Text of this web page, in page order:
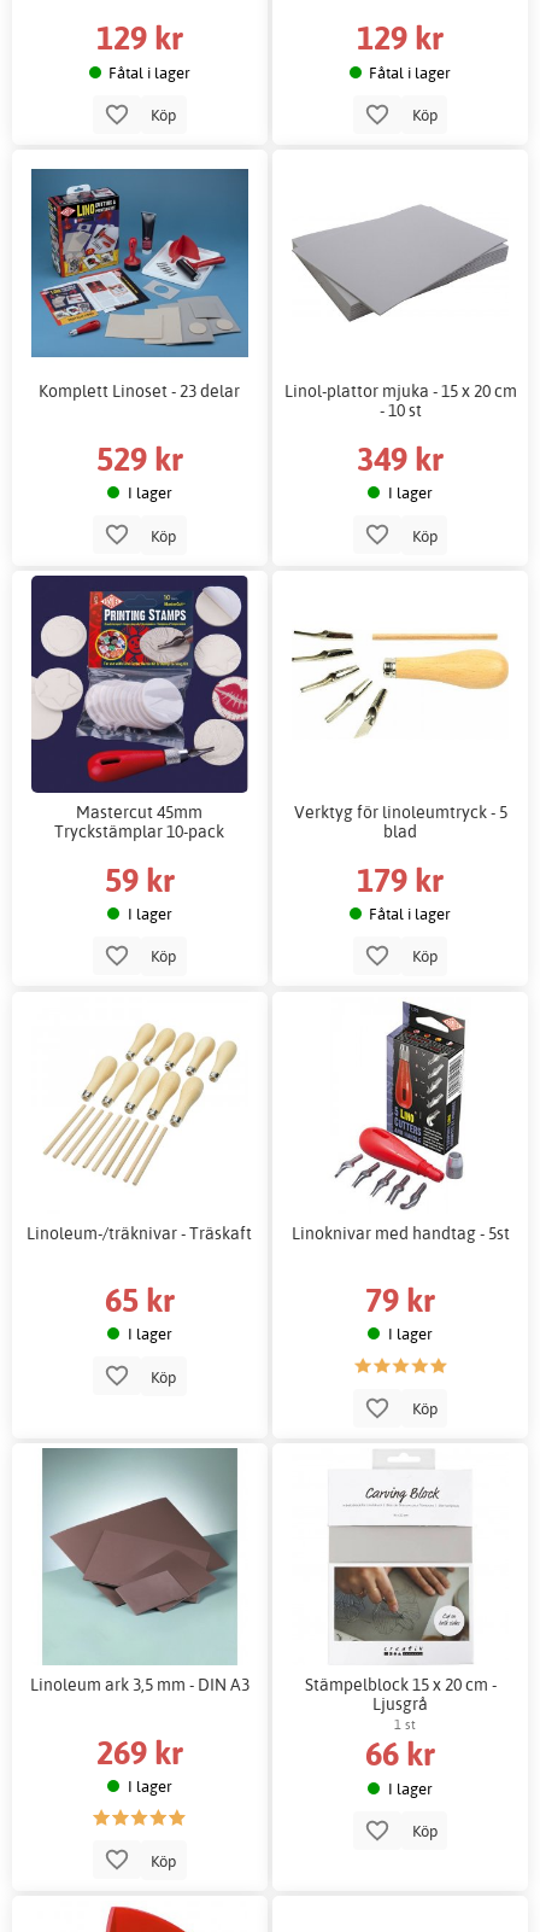
129 kr
Fåtal i lager
Köp
129 kr
Fåtal i lager
Köp
Komplett Linoset - 23 delar
529 kr
I lager
Köp
Linol-plattor mjuka - 15 x 20 cm
- 10 st
349 kr
I lager
Köp
Mastercut 45mm
Tryckstämplar 10-pack
59 kr
I lager
Köp
Verktyg för linoleumtryck - 5
blad
179 kr
Fåtal i lager
Köp
Linoleum-/träknivar - Träskaft
65 kr
I lager
Köp
Linoknivar med handtag - 5st
79 kr
I lager
Köp
Linoleum ark 3,5 mm - DIN A3
269 kr
I lager
Köp
Stämpelblock 15 x 20 cm -
Ljusgrå
1 st
66 kr
I lager
Köp